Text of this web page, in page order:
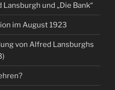
und „Die Bank“
im August 1923
von Alfred Lansburghs